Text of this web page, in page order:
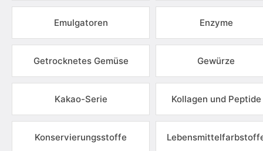
Emulgatoren Enzyme
Getrocknetes Gemüse Gewürze
Kakao-Serie Kollagen und Peptide
Konservierungsstoffe